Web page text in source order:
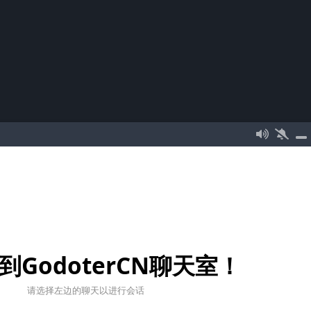
GodoterCN聊天室！
请选择左边的聊天以进行会话